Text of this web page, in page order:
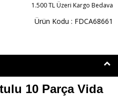
1.500 TL Üzeri Kargo Bedava
Ürün Kodu : FDCA68661
10 Parça Vida